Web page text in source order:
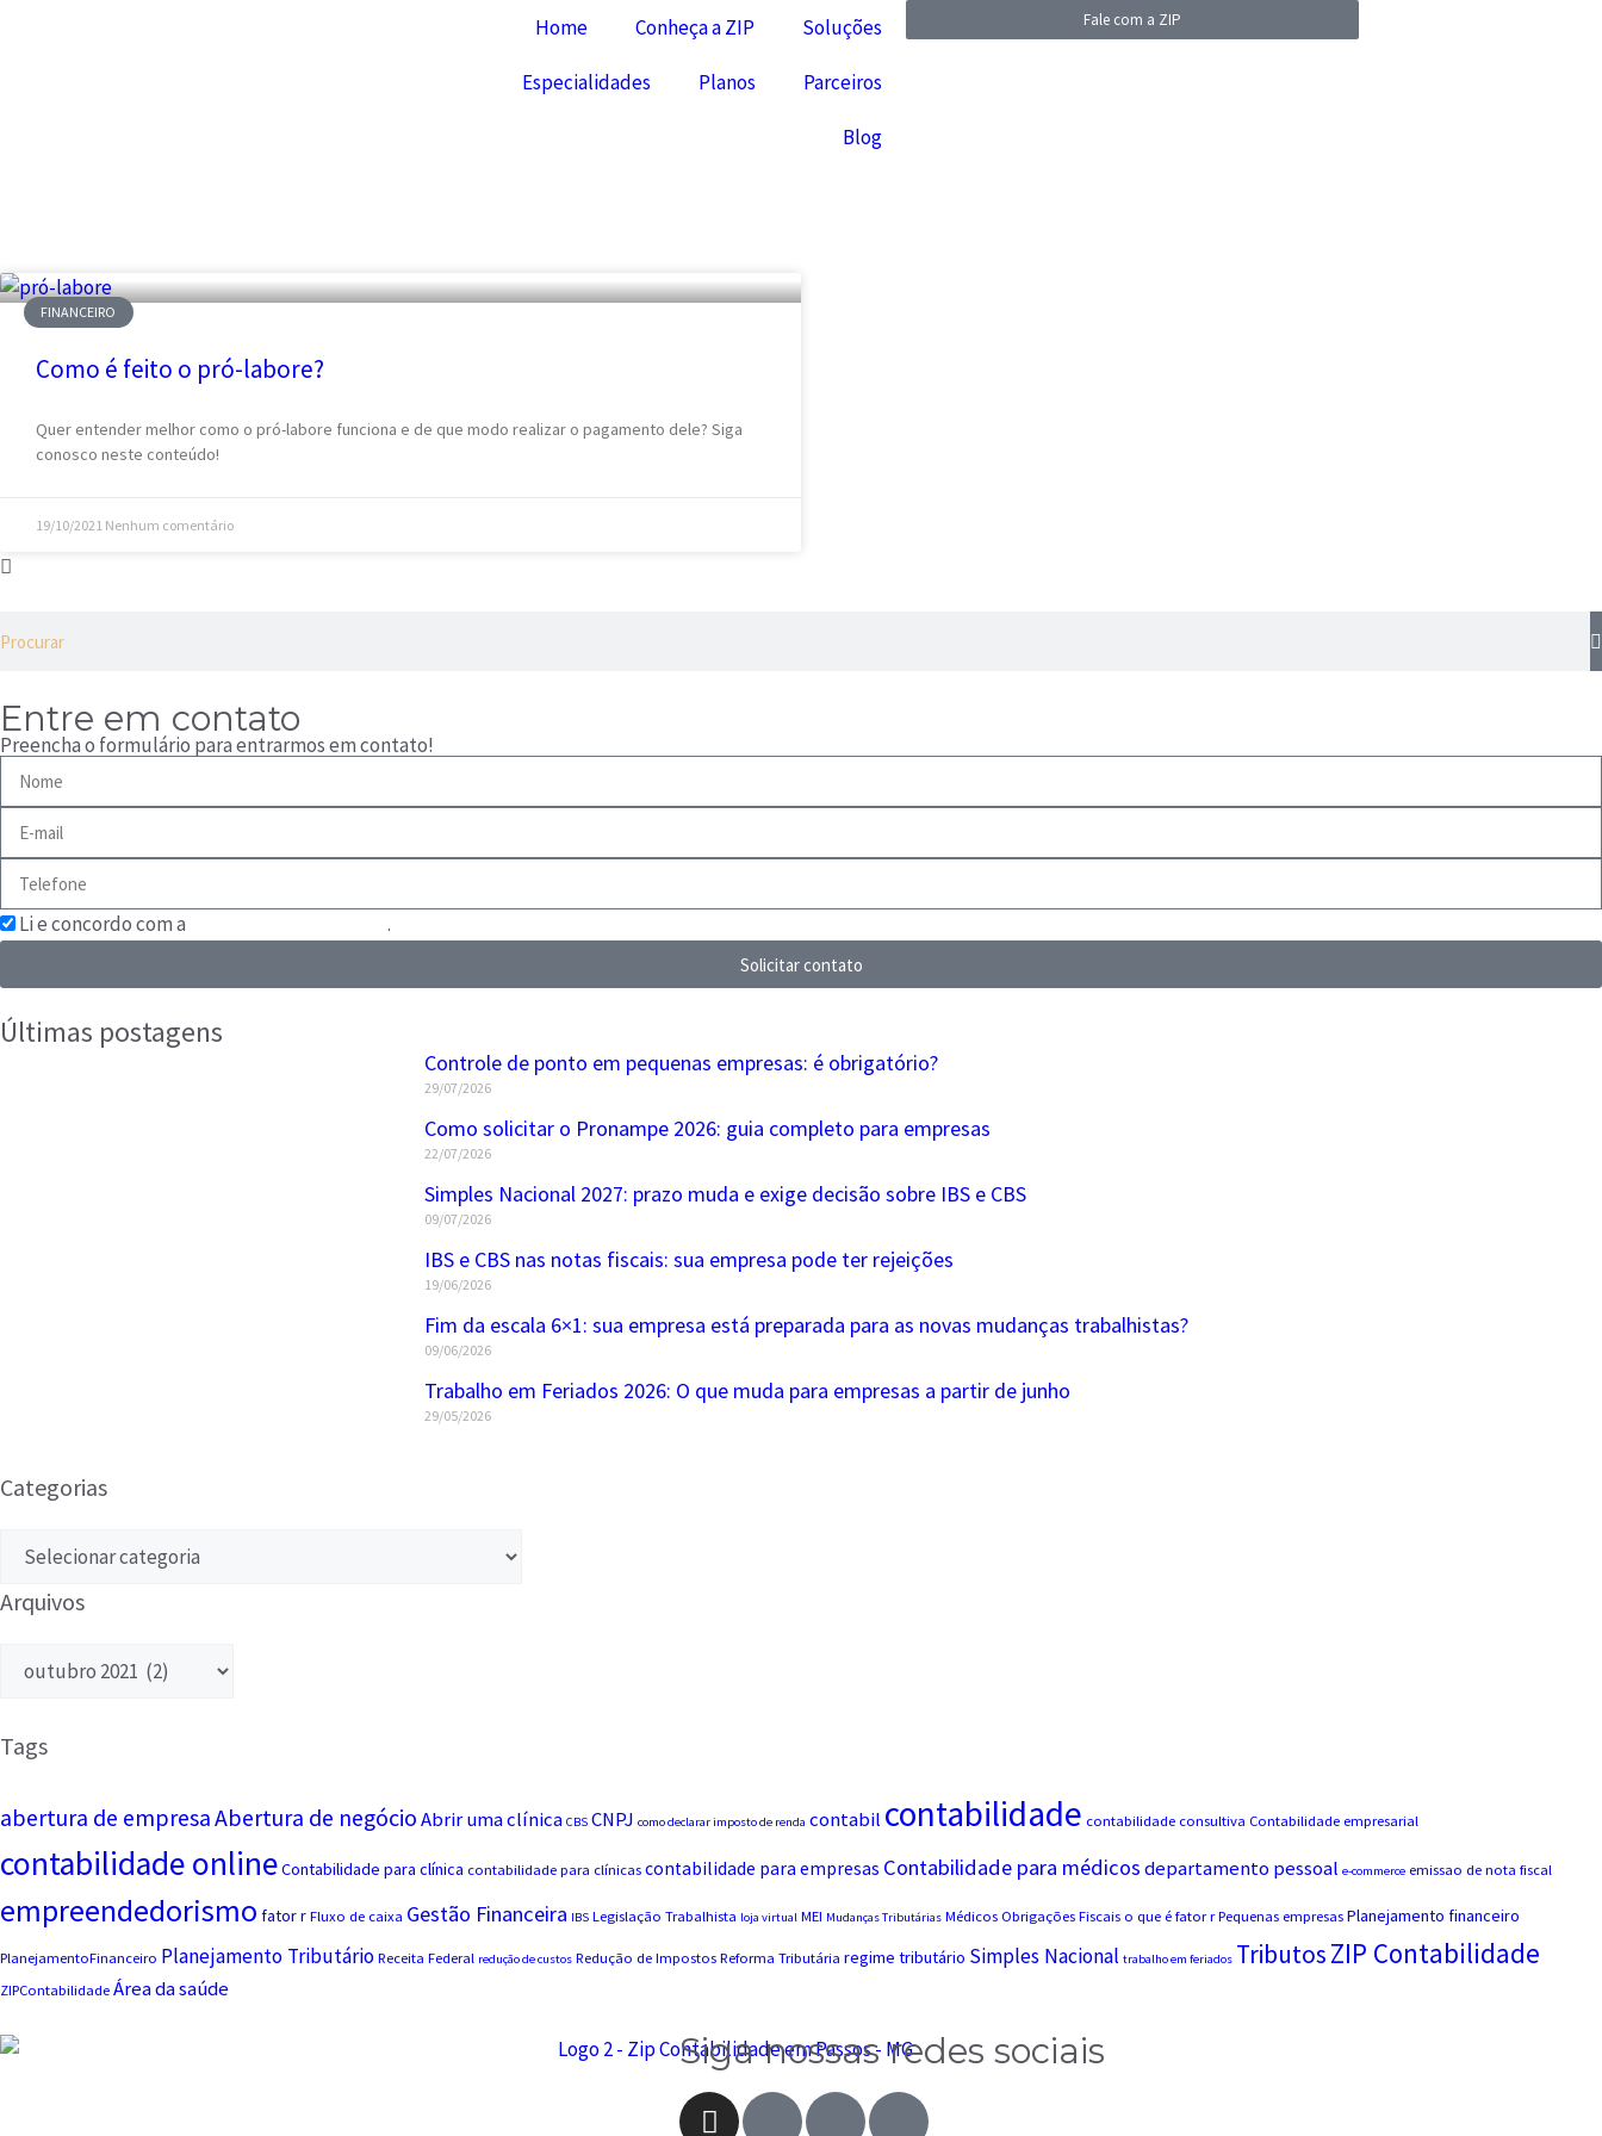
Home Conheça a ZIP Soluções
Especialidades Planos Parceiros
Blog
Fale com a ZIP
FINANCEIRO
Como é feito o pró-labore?
Quer entender melhor como o pró-labore funciona e de que modo realizar o pagamento dele? Siga
conosco neste conteúdo!
19/10/2021 Nenhum comentário
Entre em contato
Preencha o formulário para entrarmos em contato!
Li e concordo com a .
Solicitar contato
Últimas postagens
Controle de ponto em pequenas empresas: é obrigatório?
29/07/2026
Como solicitar o Pronampe 2026: guia completo para empresas
22/07/2026
Simples Nacional 2027: prazo muda e exige decisão sobre IBS e CBS
09/07/2026
IBS e CBS nas notas fiscais: sua empresa pode ter rejeições
19/06/2026
Fim da escala 6×1: sua empresa está preparada para as novas mudanças trabalhistas?
09/06/2026
Trabalho em Feriados 2026: O que muda para empresas a partir de junho
29/05/2026
Categorias
Arquivos
Tags
abertura de empresaAbertura de negócioAbrir uma clínica CBS CNPJ como declarar imposto de renda contabil contabilidade contabilidade consultiva Contabilidade empresarial
contabilidade onlineContabilidade para clínica contabilidade para clínicas contabilidade para empresas Contabilidade para médicosdepartamento pessoal e-commerce emissao de nota fiscal
empreendedorismo fator r Fluxo de caixa Gestão Financeira IBS Legislação Trabalhista loja virtual MEI Mudanças Tributárias Médicos Obrigações Fiscais o que é fator r Pequenas empresas Planejamento financeiro
PlanejamentoFinanceiro Planejamento Tributário Receita Federal redução de custos Redução de Impostos Reforma Tributária regime tributário Simples Nacional trabalho em feriados TributosZIP Contabilidade
ZIPContabilidade Área da saúde
Siga nossas redes sociais